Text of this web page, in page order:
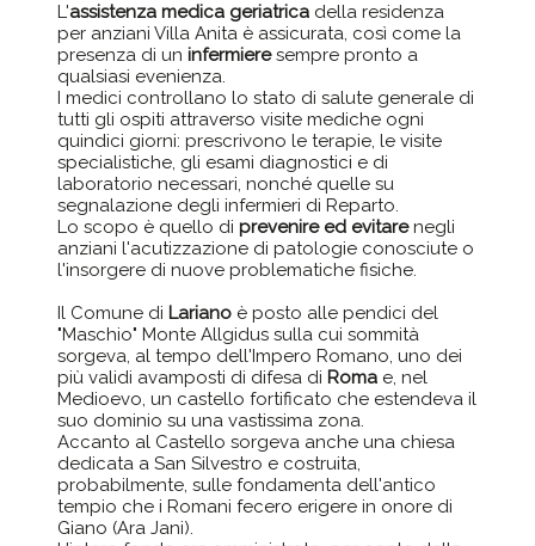
L'assistenza medica geriatrica della residenza
per anziani Villa Anita è assicurata, così come la
presenza di uninfermieresempre pronto a
qualsiasi evenienza.
I medici controllano lo stato di salute generale di
tutti gli ospiti attraverso visite mediche ogni
quindici giorni: prescrivono le terapie, le visite
specialistiche, gli esami diagnostici e di
laboratorio necessari, nonché quelle su
segnalazione degli infermieri di Reparto.
Lo scopo è quello diprevenire ed evitarenegli
anziani l'acutizzazione di patologie conosciute o
l'insorgere di nuove problematiche fisiche.
Il Comune di Lariano è posto alle pendici del
"Maschio" Monte Allgidus sulla cui sommità
sorgeva, al tempo dell'Impero Romano, uno dei
più validi avamposti di difesa di Roma e, nel
Medioevo, un castello fortificato che estendeva il
suo dominio su una vastissima zona.
Accanto al Castello sorgeva anche una chiesa
dedicata a San Silvestro e costruita,
probabilmente, sulle fondamenta dell'antico
tempio che i Romani fecero erigere in onore di
Giano (Ara Jani).